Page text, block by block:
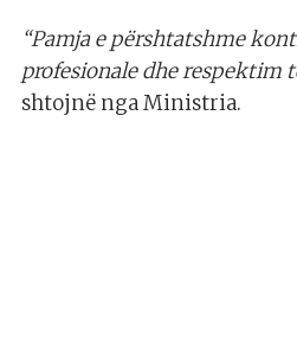
“Pamja e përshtatshme
profesionale dhe respektim
shtojnë nga Ministria.